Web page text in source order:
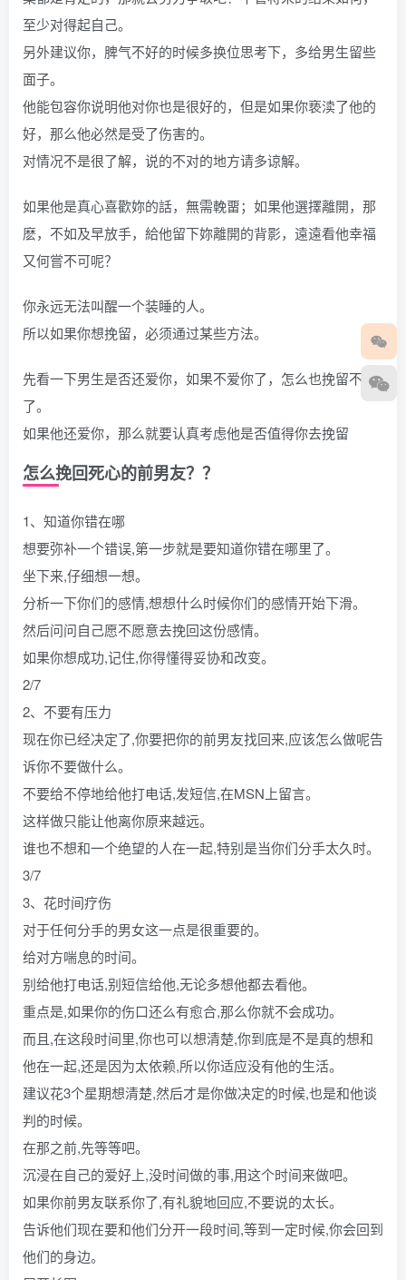
至少对得起自己。
另外建议你，脾气不好的时候多换位思考下，多给男生留些
面子。
他能包容你说明他对你也是很好的，但是如果你亵渎了他的
好，那么他必然是受了伤害的。
对情况不是很了解，说的不对的地方请多谅解。
如果他是真心喜歡妳的話，無需輓畱；如果他選擇離開，那
麽，不如及早放手，給他留下妳離開的背影，遠遠看他幸福
又何嘗不可呢？
你永远无法叫醒一个装睡的人。
所以如果你想挽留，必须通过某些方法。
先看一下男生是否还爱你，如果不爱你了，怎么也挽留不
了。
如果他还爱你，那么就要认真考虑他是否值得你去挽留
怎么挽回死心的前男友？？
1、知道你错在哪
想要弥补一个错误,第一步就是要知道你错在哪里了。
坐下来,仔细想一想。
分析一下你们的感情,想想什么时候你们的感情开始下滑。
然后问问自己愿不愿意去挽回这份感情。
如果你想成功,记住,你得懂得妥协和改变。
2/7
2、不要有压力
现在你已经决定了,你要把你的前男友找回来,应该怎么做呢告
诉你不要做什么。
不要给不停地给他打电话,发短信,在MSN上留言。
这样做只能让他离你原来越远。
谁也不想和一个绝望的人在一起,特别是当你们分手太久时。
3/7
3、花时间疗伤
对于任何分手的男女这一点是很重要的。
给对方喘息的时间。
别给他打电话,别短信给他,无论多想他都去看他。
重点是,如果你的伤口还么有愈合,那么你就不会成功。
而且,在这段时间里,你也可以想清楚,你到底是不是真的想和
他在一起,还是因为太依赖,所以你适应没有他的生活。
建议花3个星期想清楚,然后才是你做决定的时候,也是和他谈
判的时候。
在那之前,先等等吧。
沉浸在自己的爱好上,没时间做的事,用这个时间来做吧。
如果你前男友联系你了,有礼貌地回应,不要说的太长。
告诉他们现在要和他们分开一段时间,等到一定时候,你会回到
他们的身边。